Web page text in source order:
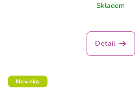
Skladom
Detail
Novinka